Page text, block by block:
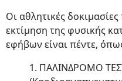
Οι αθλητικές
εκτίμηση της φυσικής
εφήβων είναι πέντε,
1. ΠΑΛΙΝΔΡΟΜΟ